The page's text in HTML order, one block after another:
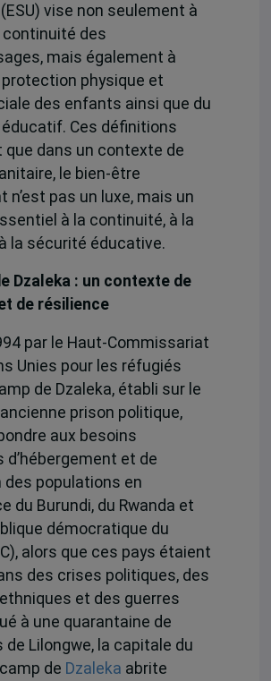
(ESU) vise non seulement à
continuité des
mais également à
physique et
des enfants ainsi que du
Ces définitions
que dans un contexte de
le bien-être
n’est pas un luxe, mais un
à la continuité, à la
la sécurité éducative.
Dzaleka : un contexte de
de résilience
par le Haut-Commissariat
Unies pour les réfugiés
de Dzaleka, établi sur le
prison politique,
aux besoins
et de
populations en
du Burundi, du Rwanda et
démocratique du
alors que ces pays étaient
des crises politiques, des
et des guerres
à une quarantaine de
de Lilongwe, la capitale du
de Dzaleka abrite